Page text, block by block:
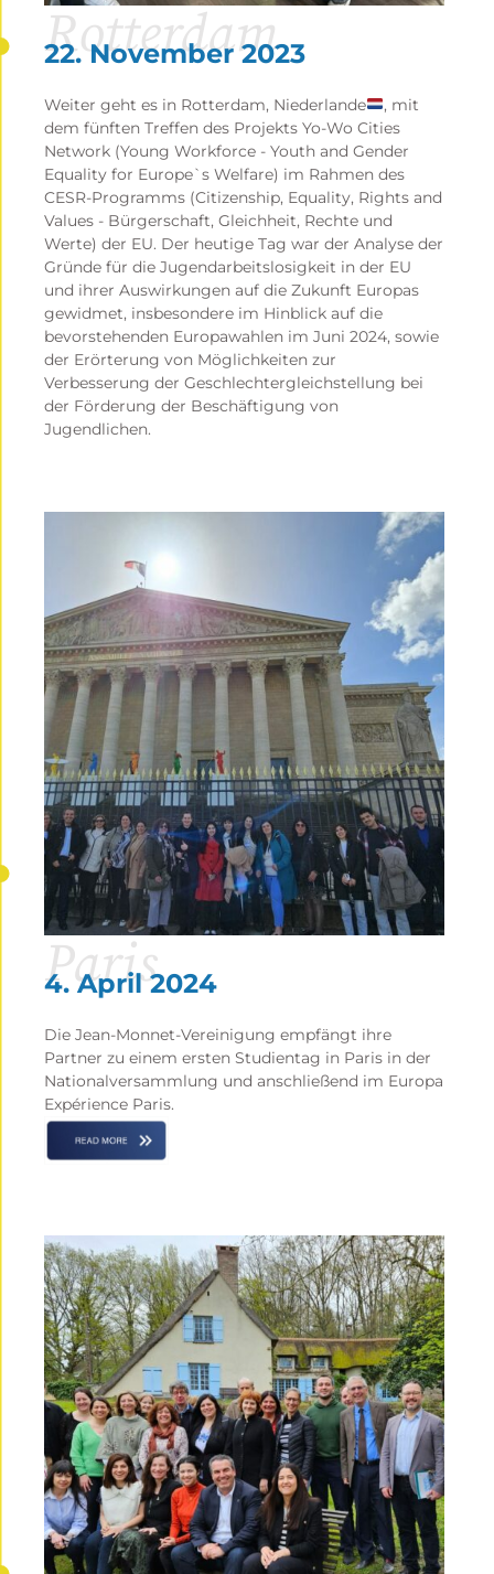
22. November 2023
Rotterdam
Weiter geht es in Rotterdam, Niederlande
, mit
dem fünften Treffen des Projekts Yo-Wo Cities
Network (Young Workforce - Youth and Gender
Equality for Europe`s Welfare) im Rahmen des
CESR-Programms (Citizenship, Equality, Rights and
Values - Bürgerschaft, Gleichheit, Rechte und
Werte) der EU. Der heutige Tag war der Analyse der
Gründe für die Jugendarbeitslosigkeit in der EU
und ihrer Auswirkungen auf die Zukunft Europas
gewidmet, insbesondere im Hinblick auf die
bevorstehenden Europawahlen im Juni 2024, sowie
der Erörterung von Möglichkeiten zur
Verbesserung der Geschlechtergleichstellung bei
der Förderung der Beschäftigung von
Jugendlichen.
4. April 2024
Paris
Die Jean-Monnet-Vereinigung empfängt ihre
Partner zu einem ersten Studientag in Paris in der
Nationalversammlung und anschließend im Europa
Expérience Paris.